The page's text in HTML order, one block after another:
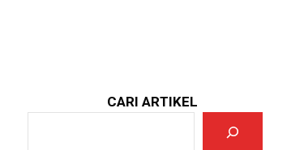
CARI ARTIKEL